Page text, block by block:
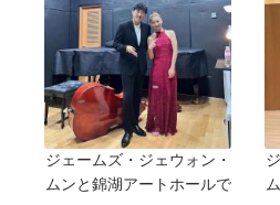
ジェームズ・ジェウォン・
ムンと錦湖アートホールで